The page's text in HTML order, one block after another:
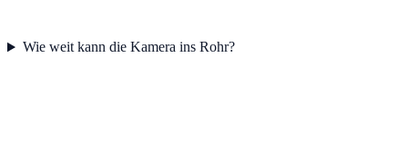
Wie weit kann die Kamera ins Rohr?